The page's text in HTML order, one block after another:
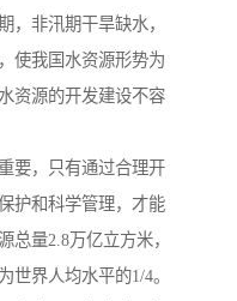
，非汛期干旱缺水，
使我国水资源形势为
资源的开发建设不容
要，只有通过合理开
护和科学管理，才能
总量2.8万亿立方米，
世界人均水平的1/4。